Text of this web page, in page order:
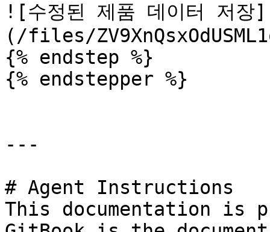
![수정된 제품 데이터 저장]
(/files/
{% endstep %}
{% endstepper %}
---
# Agent Instructions
This documentation is